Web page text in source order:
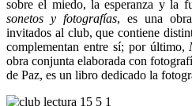
sobre el miedo, la esperanza y la
sonetos y fotografías, es una
invitados al club, que contiene
complementan entre sí; por último,
obra conjunta elaborada con
de Paz, es un libro dedicado la